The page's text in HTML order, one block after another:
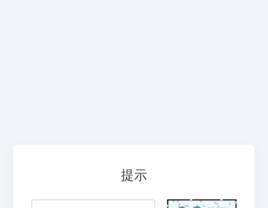
提示